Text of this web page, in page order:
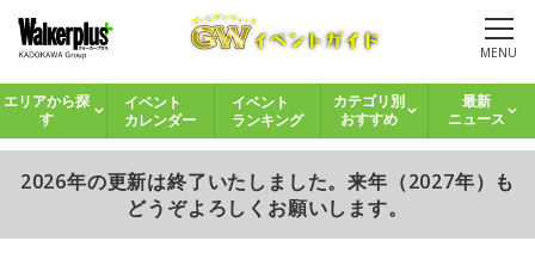
MENU
エリアから探
す
イベント
カレンダー
イベント
ランキング
カテゴリ別
おすすめ
最新
ニュース
2026年の更新は終了いたしました。来年（2027年）も
どうぞよろしくお願いします。